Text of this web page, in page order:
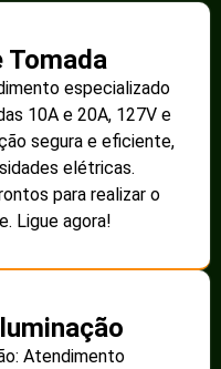
Tomada
especializado
10A e 20A, 127V e
segura e eficiente,
elétricas.
para realizar o
Ligue agora!
Atendimento